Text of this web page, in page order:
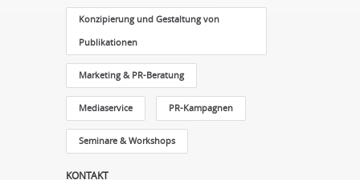
Konzipierung und Gestaltung von
Publikationen
Marketing & PR-Beratung
Mediaservice PR-Kampagnen
Seminare & Workshops
KONTAKT